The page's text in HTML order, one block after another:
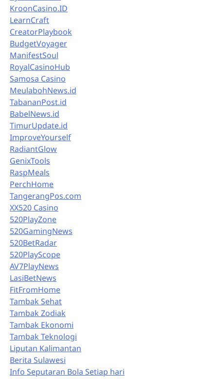
KroonCasino.ID
LearnCraft
CreatorPlaybook
BudgetVoyager
ManifestSoul
RoyalCasinoHub
Samosa Casino
MeulabohNews.id
TabananPost.id
BabelNews.id
TimurUpdate.id
ImproveYourself
RadiantGlow
GenixTools
RaspMeals
PerchHome
TangerangPos.com
XX520 Casino
520PlayZone
520GamingNews
520BetRadar
520PlayScope
AV7PlayNews
LasiBetNews
FitFromHome
Tambak Sehat
Tambak Zodiak
Tambak Ekonomi
Tambak Teknologi
Liputan Kalimantan
Berita Sulawesi
Info Seputaran Bola Setiap hari